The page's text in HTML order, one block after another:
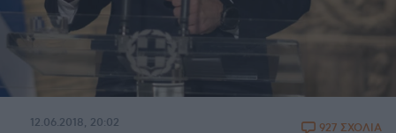
12.06.2018, 20:02 927 ΣΧΟΛΙΑ